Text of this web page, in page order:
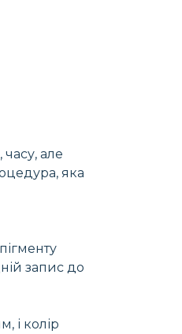
часу, але
яка
запис до
і колір